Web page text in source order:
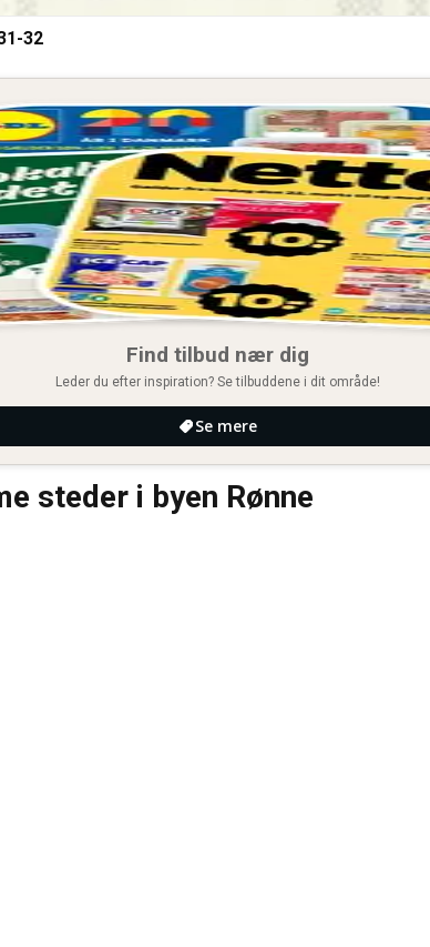
32
Find tilbud nær dig
Leder du efter inspiration? Se tilbuddene i dit område!
Se mere
steder i byen Rønne